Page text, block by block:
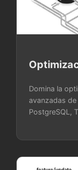
Domina la
avanzadas
PostgreSQL,